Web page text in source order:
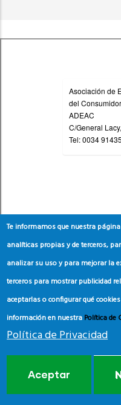
Te informamos que nuestra
analíticas propias y de terceros,
analizar su uso y para mejorar la
terceros para mostrar publicidad
aceptarlas o configurar qué
información en nuestra Política de
Política de Privacidad
Aceptar